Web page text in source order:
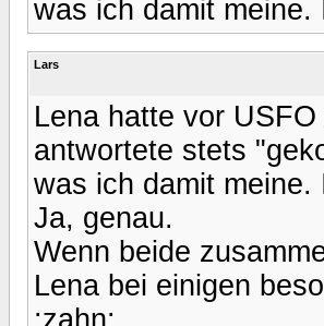
was ich damit
Lars
Lena hatte vor
antwortete stets
was ich damit
Ja, genau.
Wenn beide
Lena bei einigen
:zahn: